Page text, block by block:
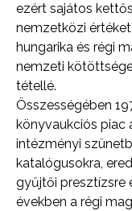
ezért sajátos
nemzetközi
hungarika és régi
nemzeti
tétellé.
Összességében
könyvaukciós piac
intézményi
katalógusokra,
gyűjtői presztízsre
években a régi